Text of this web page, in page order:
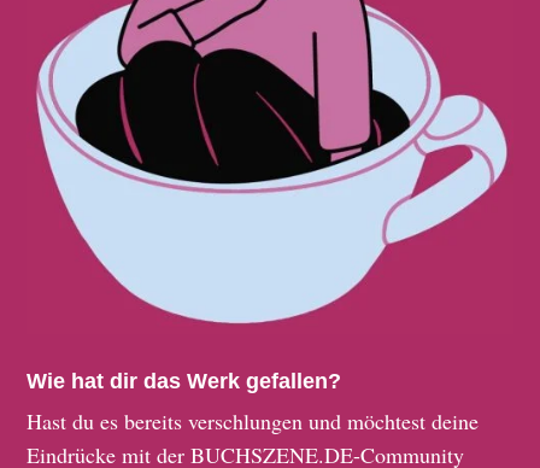
Wie hat dir das Werk gefallen?
Hast du es bereits verschlungen und möchtest deine
Eindrücke mit der BUCHSZENE.DE-Community